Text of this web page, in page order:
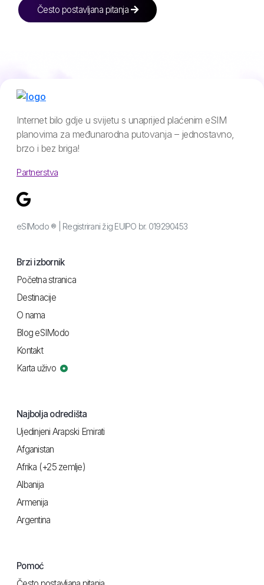
Često postavljana pitanja
Internet bilo gdje u svijetu s unaprijed plaćenim eSIM
planovima za međunarodna putovanja – jednostavno,
brzo i bez briga!
Partnerstva
eSIModo ® | Registrirani žig EUIPO br. 019290453
Brzi izbornik
Početna stranica
Destinacije
O nama
Blog eSIModo
Kontakt
Karta uživo
Najbolja odredišta
Ujedinjeni Arapski Emirati
Afganistan
Afrika (+25 zemlje)
Albanija
Armenija
Argentina
Pomoć